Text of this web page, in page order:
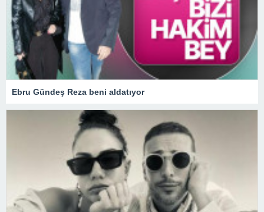
Ebru Gündeş Reza beni aldatıyor